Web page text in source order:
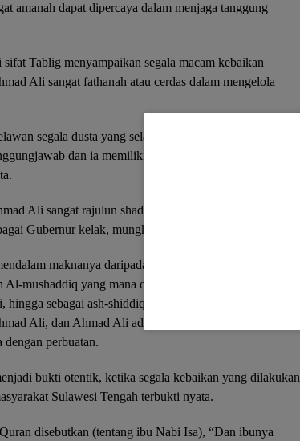
amanah dapat dipercaya dalam menjaga tanggung
Tablig menyampaikan segala macam kebaikan
Ali sangat fathanah atau cerdas dalam mengelola
segala dusta yang selama ini dipertontonkan oleh
dan ia memiliki kecocokan sesuatu
Ali sangat rajulun shaduq (sangat jujur) dalam
Gubernur kelak, mungkin sangat berlebihan.
maknanya daripada kejujuran seorang Ahmad Ali
mushaddiq yang mana orang selalu membenarkan
sebagai ash-shiddiq orang yang terus menerus
Ali, dan Ahmad Ali adalah orang yang selalu
perbuatan.
bukti otentik, ketika segala kebaikan yang dilakukan
Sulawesi Tengah terbukti nyata.
disebutkan (tentang ibu Nabi Isa), “Dan ibunya